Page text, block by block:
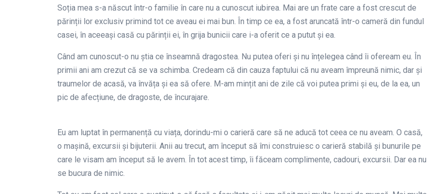
Soția mea s-a născut într-o familie în care nu a cunoscut iubirea. Mai are un frate care a fost crescut de
părinții lor exclusiv primind tot ce aveau ei mai bun. În timp ce ea, a fost aruncată într-o cameră din fundul
casei, în aceeași casă cu părinții ei, în grija bunicii care i-a oferit ce a putut și ea.
Când am cunoscut-o nu știa ce înseamnă dragostea. Nu putea oferi și nu înțelegea când îi ofeream eu. În
primii ani am crezut că se va schimba. Credeam că din cauza faptului că nu aveam împreună nimic, dar și
traumelor de acasă, va învăța și ea să ofere. M-am mințit ani de zile că voi putea primi și eu, de la ea, un
pic de afecțiune, de dragoste, de încurajare.
Eu am luptat în permanență cu viața, dorindu-mi o carieră care să ne aducă tot ceea ce nu aveam. O casă,
o mașină, excursii și bijuterii. Anii au trecut, am început să îmi construiesc o carieră stabilă și bunurile pe
care le visam am început să le avem. În tot acest timp, îi făceam complimente, cadouri, excursii. Dar ea nu
se bucura de nimic.